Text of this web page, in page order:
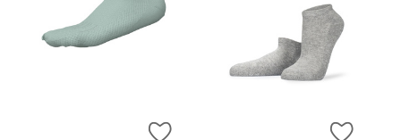
ZUR WUNSCHLISTE HINZUFÜGEN
ZUR